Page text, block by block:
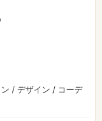
/ デザイン / コーデ